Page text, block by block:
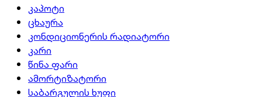
კაპოტი
ცხაურა
კონდიციონერის რადიატორი
კარი
წინა ფარი
ამორტიზატორი
საბარგულის ხუფი